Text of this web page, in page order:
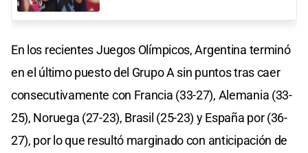
En los recientes Juegos Olímpicos, Argentina terminó
en el último puesto del Grupo A sin puntos tras caer
consecutivamente con Francia (33-27), Alemania (33-
25), Noruega (27-23), Brasil (25-23) y España por (36-
27), por lo que resultó marginado con anticipación de